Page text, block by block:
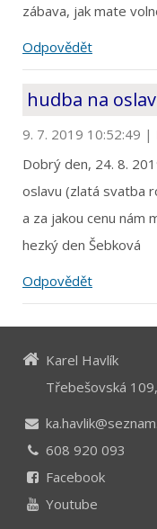
zábava, jak mate
Odpovědět
hudba na
9. 7. 2019 10:52:49 |
Dobrý den, 24. 8.
oslavu (zlatá svatba
a za jakou cenu nám
hezký den Šebková
Odpovědět
Karel Havlík
Třebešovská
608 920 093
Facebook
Youtube